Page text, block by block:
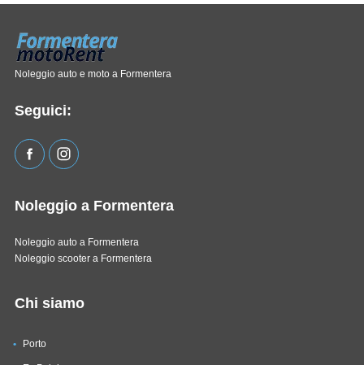
Noleggio auto e moto a Formentera
Seguici:
Noleggio a Formentera
Noleggio auto a Formentera
Noleggio scooter a Formentera
Chi siamo
Porto